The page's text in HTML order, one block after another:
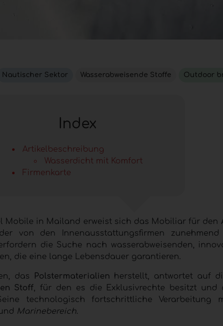
Nautischer Sektor Wasserabweisende Stoffe Outdoor
Index
Artikelbeschreibung
Wasserdicht mit Komfort
Firmenkarte
Mobile in Mailand erweist sich das Mobiliar für den
von den Innenausstattungsfirmen
die Suche nach wasserabweisenden,
die eine lange Lebensdauer garantieren.
das Polstermaterialien herstellt, antwortet auf
Stoff, für den es die Exklusivrechte besitzt und
technologisch fortschrittliche Verarbeitung
Marinebereich.